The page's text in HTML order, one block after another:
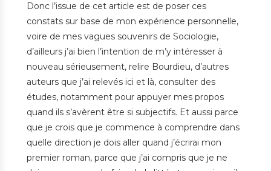
Donc l’issue de cet article est de poser ces
constats sur base de mon expérience personnelle,
voire de mes vagues souvenirs de Sociologie,
d’ailleurs j’ai bien l’intention de m’y intéresser à
nouveau sérieusement, relire Bourdieu, d’autres
auteurs que j’ai relevés ici et là, consulter des
études, notamment pour appuyer mes propos
quand ils s’avèrent être si subjectifs. Et aussi parce
que je crois que je commence à comprendre dans
quelle direction je dois aller quand j’écrirai mon
premier roman, parce que j’ai compris que je ne